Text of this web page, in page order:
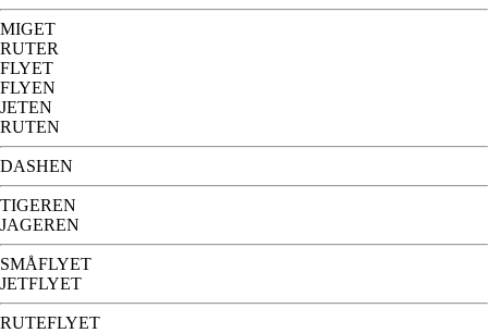
MIGET
RUTER
FLYET
FLYEN
JETEN
RUTEN
DASHEN
TIGEREN
JAGEREN
SMÅFLYET
JETFLYET
RUTEFLYET